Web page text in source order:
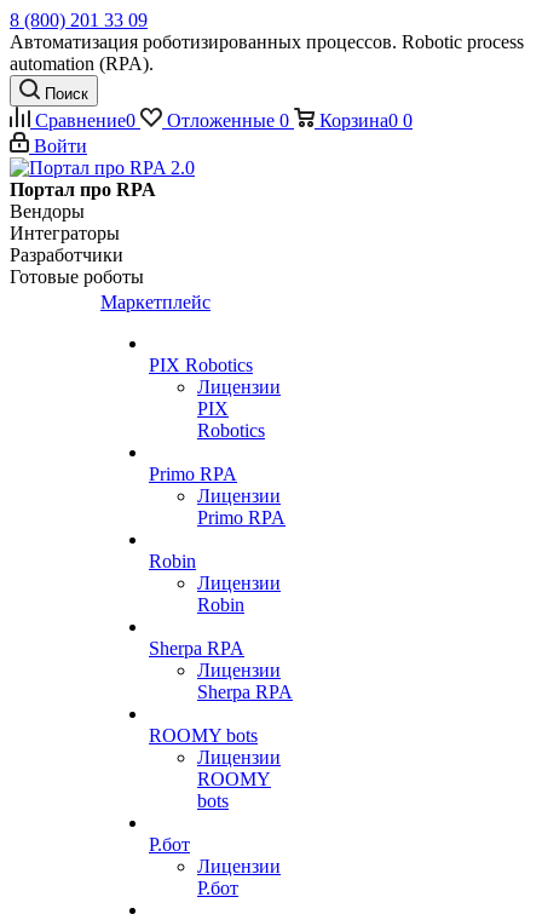
8 (800) 201 33 09
Автоматизация роботизированных процессов. Robotic process
automation (RPA).
Поиск
Сравнение0 Отложенные 0 Корзина0 0
Войти
Портал про RPA
Вендоры
Интеграторы
Разработчики
Готовые роботы
Маркетплейс
PIX Robotics
Лицензии
PIX
Robotics
Primo RPA
Лицензии
Primo RPA
Robin
Лицензии
Robin
Sherpa RPA
Лицензии
Sherpa RPA
ROOMY bots
Лицензии
ROOMY
bots
Р.бот
Лицензии
Р.бот